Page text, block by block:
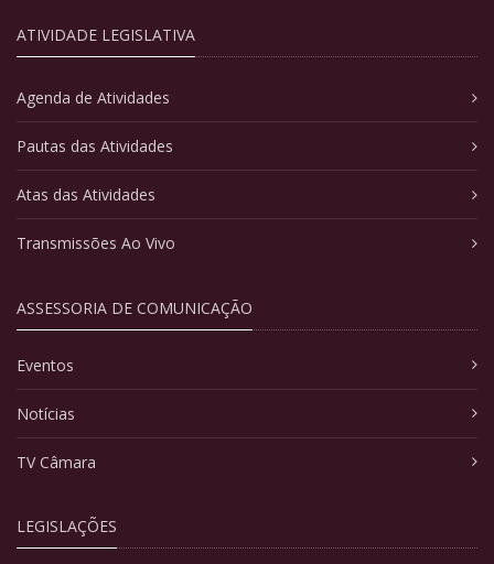
ATIVIDADE LEGISLATIVA
Agenda de Atividades
Pautas das Atividades
Atas das Atividades
Transmissões Ao Vivo
ASSESSORIA DE COMUNICAÇÃO
Eventos
Notícias
TV Câmara
LEGISLAÇÕES